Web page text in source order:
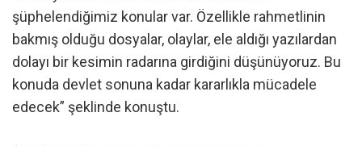
şüphelendiğimiz konular var. Özellikle rahmetlinin
bakmış olduğu dosyalar, olaylar, ele aldığı yazılardan
dolayı bir kesimin radarına girdiğini düşünüyoruz. Bu
konuda devlet sonuna kadar kararlıkla mücadele
edecek” şeklinde konuştu.